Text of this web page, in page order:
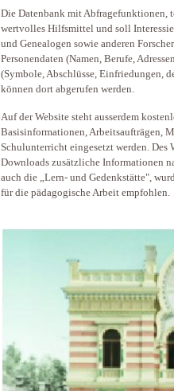
Die Datenbank mit Abfragefunktionen,
wertvolles Hilfsmittel und soll
und Genealogen sowie anderen
Personendaten (Namen, Berufe,
(Symbole, Abschlüsse, Einfriedungen,
können dort abgerufen werden.
Auf der Website steht ausserdem
Basisinformationen, Arbeitsaufträgen,
Schulunterricht eingesetzt werden. Des
Downloads zusätzliche Informationen
auch die „Lern- und Gedenkstätte",
für die pädagogische Arbeit empfohlen.